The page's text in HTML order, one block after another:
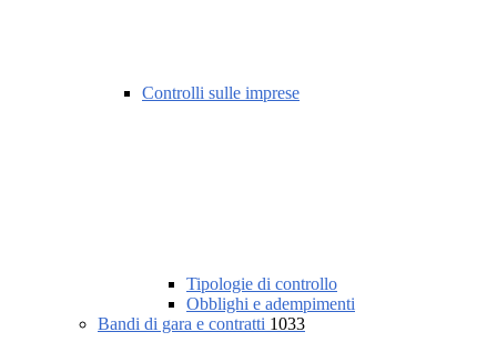
Controlli sulle imprese
Tipologie di controllo
Obblighi e adempimenti
Bandi di gara e contratti 1033